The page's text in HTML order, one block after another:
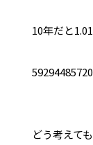
10年だと
どう考えて